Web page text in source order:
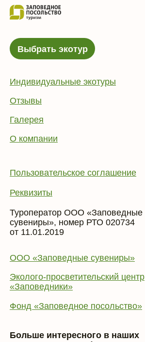
Выбрать экотур
Индивидуальные экотуры
Отзывы
Галерея
О компании
Больше интересного в наших
Пользовательское соглашение
Реквизиты
Туроператор ООО «Заповедные
сувениры», номер РТО 020734
от 11.01.2019
Фонд «Заповедное посольство»
ООО «Заповедные сувениры»
Эколого-просветительский центр
«Заповедники»